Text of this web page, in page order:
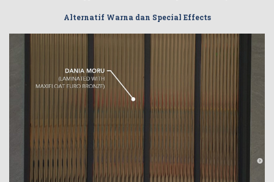
Alternatif Warna dan Special Effects